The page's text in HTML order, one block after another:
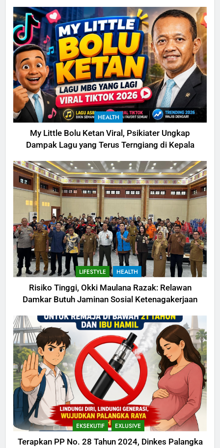
HEALTH
My Little Bolu Ketan Viral, Psikiater Ungkap
Dampak Lagu yang Terus Terngiang di Kepala
LIFESTYLE HEALTH
Risiko Tinggi, Okki Maulana Razak: Relawan
Damkar Butuh Jaminan Sosial Ketenagakerjaan
EKSEKUTIF EXLUSIVE
Terapkan PP No. 28 Tahun 2024, Dinkes Palangka